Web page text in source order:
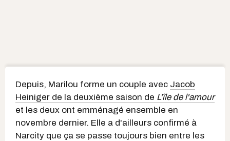
Depuis, Marilou forme un couple avec Jacob
Heiniger de la deuxième saison de L'île de l'amour
et les deux ont emménagé ensemble en
novembre dernier. Elle a d'ailleurs confirmé à
Narcity que ça se passe toujours bien entre les